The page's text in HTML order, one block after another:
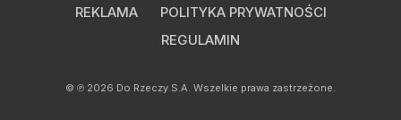
REKLAMA
POLITYKA PRYWATNOŚCI
REGULAMIN
© ℗ 2026 Do Rzeczy S.A. Wszelkie prawa zastrzeżone.